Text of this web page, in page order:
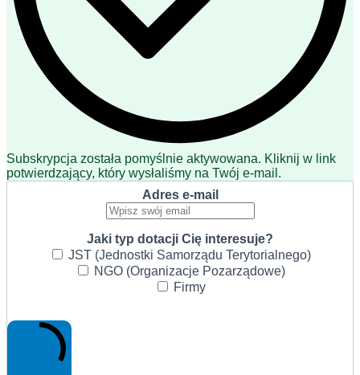
Subskrypcja została pomyślnie aktywowana. Kliknij w link
potwierdzający, który wysłaliśmy na Twój e-mail.
Adres e-mail
Jaki typ dotacji Cię interesuje?
JST (Jednostki Samorządu Terytorialnego)
NGO (Organizacje Pozarządowe)
Firmy